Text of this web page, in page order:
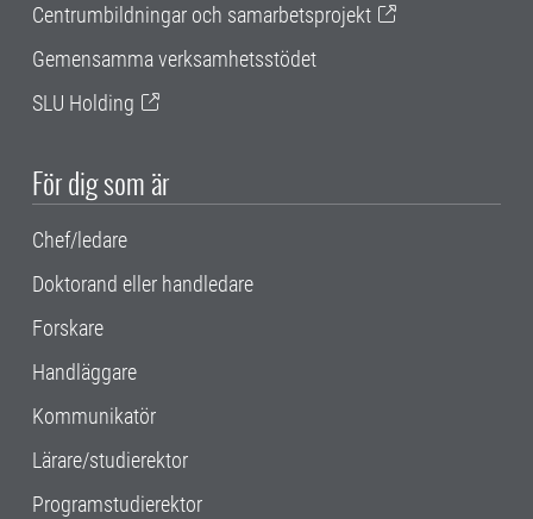
Centrumbildningar och samarbetsprojekt
Gemensamma verksamhetsstödet
SLU Holding
För dig som är
Chef/ledare
Doktorand eller handledare
Forskare
Handläggare
Kommunikatör
Lärare/studierektor
Programstudierektor